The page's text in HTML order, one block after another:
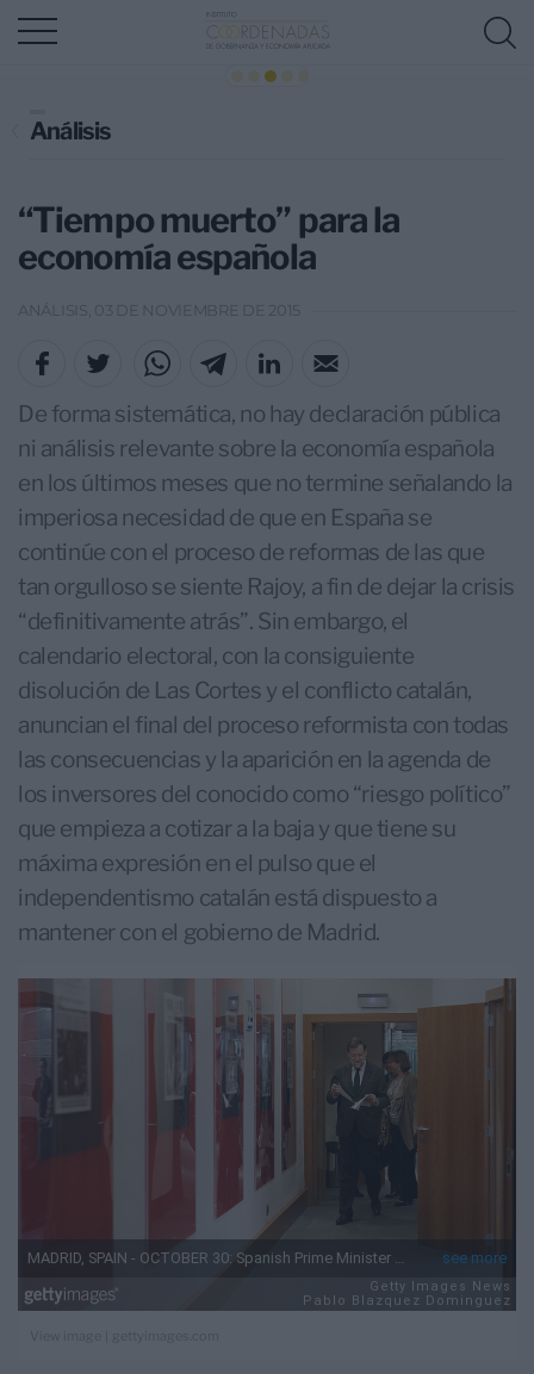
Análisis
“Tiempo muerto” para la
economía española
ANÁLISIS, 03 DE NOVIEMBRE DE 2015
De forma sistemática, no hay declaración pública
ni análisis relevante sobre la economía española
en los últimos meses que no termine señalando la
imperiosa necesidad de que en España se
continúe con el proceso de reformas de las que
tan orgulloso se siente Rajoy, a fin de dejar la crisis
“definitivamente atrás”. Sin embargo, el
calendario electoral, con la consiguiente
disolución de Las Cortes y el conflicto catalán,
anuncian el final del proceso reformista con todas
las consecuencias y la aparición en la agenda de
los inversores del conocido como “riesgo político”
que empieza a cotizar a la baja y que tiene su
máxima expresión en el pulso que el
independentismo catalán está dispuesto a
mantener con el gobierno de Madrid.